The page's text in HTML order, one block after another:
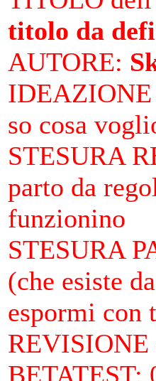
titolo da
AUTORE:
so cosa
STESURA
parto da
funzionino
STESURA
(che esiste
espormi con
REVISIONE
BETATEST: